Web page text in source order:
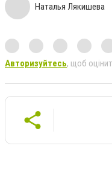
Наталья Лякишева
Авторизуйтесь, щоб